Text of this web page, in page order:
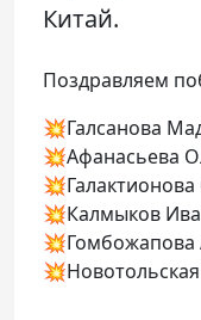
Китай.
Поздравляем
💥Галсанова
💥Афанасьева
💥Калмыков
💥Гомбожапова